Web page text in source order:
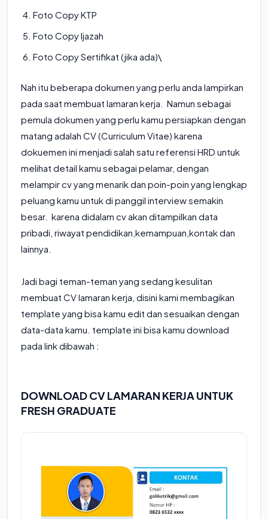
Foto Copy KTP
Foto Copy Ijazah
Foto Copy Sertifikat (jika ada)\
Nah itu beberapa dokumen yang perlu anda lampirkan
pada saat membuat lamaran kerja. Namun sebagai
pemula dokumen yang perlu kamu persiapkan dengan
matang adalah CV (Curriculum Vitae) karena
dokuemen ini menjadi salah satu referensi HRD untuk
melihat detail kamu sebagai pelamar, dengan
melampir cv yang menarik dan poin-poin yang lengkap
peluang kamu untuk di panggil interview semakin
besar. karena didalam cv akan ditampilkan data
pribadi, riwayat pendidikan,kemampuan,kontak dan
lainnya.
Jadi bagi teman-teman yang sedang kesulitan
membuat CV lamaran kerja, disini kami membagikan
template yang bisa kamu edit dan sesuaikan dengan
data-data kamu. template ini bisa kamu download
pada link dibawah :
DOWNLOAD CV LAMARAN KERJA UNTUK
FRESH GRADUATE